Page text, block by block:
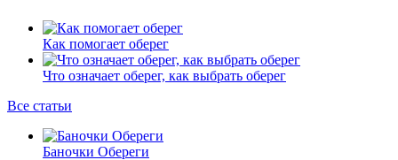
Как помогает оберег
Что означает оберег, как выбрать оберег
Все статьи
Баночки Обереги